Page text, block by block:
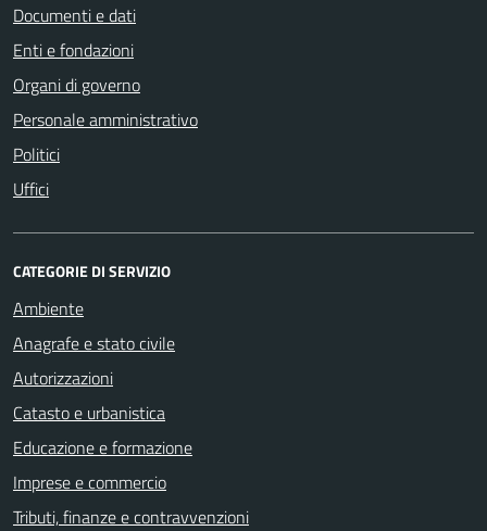
Documenti e dati
Enti e fondazioni
Organi di governo
Personale amministrativo
Politici
Uffici
CATEGORIE DI SERVIZIO
Ambiente
Anagrafe e stato civile
Autorizzazioni
Catasto e urbanistica
Educazione e formazione
Imprese e commercio
Tributi, finanze e contravvenzioni